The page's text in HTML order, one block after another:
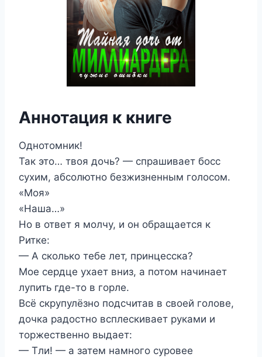
Аннотация к книге
Однотомник!
Так это… твоя дочь? — спрашивает босс
сухим, абсолютно безжизненным голосом.
«Моя»
«Наша…»
Но в ответ я молчу, и он обращается к
Ритке:
— А сколько тебе лет, принцесска?
Мое сердце ухает вниз, а потом начинает
лупить где-то в горле.
Всё скрупулёзно подсчитав в своей голове,
дочка радостно всплескивает руками и
торжественно выдает:
— Тли! — а затем намного суровее